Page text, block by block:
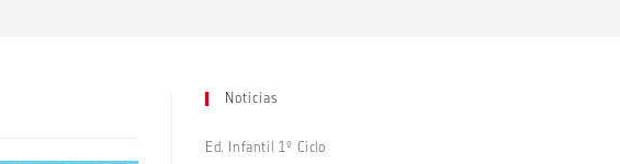
Noticias
Ed. Infantil 1º Ciclo